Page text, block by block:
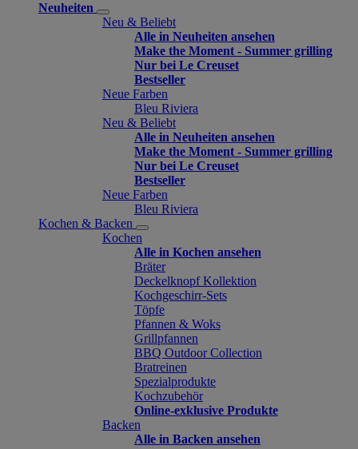
Neuheiten
Neu & Beliebt
Alle in Neuheiten ansehen
Make the Moment - Summer grilling
Nur bei Le Creuset
Bestseller
Neue Farben
Bleu Riviera
Neu & Beliebt
Alle in Neuheiten ansehen
Make the Moment - Summer grilling
Nur bei Le Creuset
Bestseller
Neue Farben
Bleu Riviera
Kochen & Backen
Kochen
Alle in Kochen ansehen
Bräter
Deckelknopf Kollektion
Kochgeschirr-Sets
Töpfe
Pfannen & Woks
Grillpfannen
BBQ Outdoor Collection
Bratreinen
Spezialprodukte
Kochzubehör
Online-exklusive Produkte
Backen
Alle in Backen ansehen